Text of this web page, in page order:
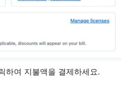
하여 지불액을 결제하세요.